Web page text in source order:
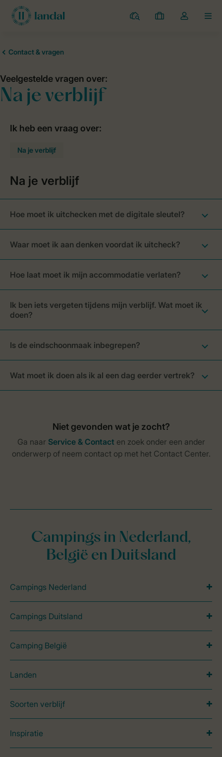
Campings
Mijn
Open
Hoe moet ik uitchecken met de digitale sleutel?
Waar moet ik aan denken voordat ik uitcheck?
Hoe laat moet ik mijn accommodatie verlaten?
Ik ben iets vergeten tijdens mijn verblijf. Wat moet ik
doen?
Is de eindschoonmaak inbegrepen?
Wat moet ik doen als ik al een dag eerder vertrek?
Campings in Nederland,
België en Duitsland
Campings Nederland
Campings Duitsland
Camping België
Landen
Soorten verblijf
Inspiratie